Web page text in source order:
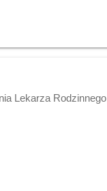
Lekarza Rodzinnego